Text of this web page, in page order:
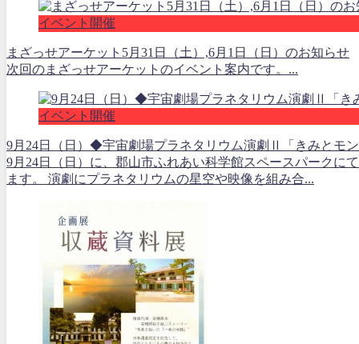
イベント開催
まざっせアーケット5月31日（土）,6月1日（日）のお知らせ
次回のまざっせアーケットのイベント案内です。...
イベント開催
9月24日（日）◆宇宙劇場プラネタリウム演劇Ⅱ「きみとモ
9月24日（日）に、郡山市ふれあい科学館スペースパークに
ます。 演劇にプラネタリウムの星空や映像を組み合...